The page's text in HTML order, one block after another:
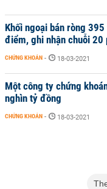
Khối ngoại bán ròng
điểm, ghi nhận chuỗi 20
CHỨNG KHOÁN - 18-03-2021
Một công ty chứng
nghìn tỷ đồng
CHỨNG KHOÁN - 18-03-2021